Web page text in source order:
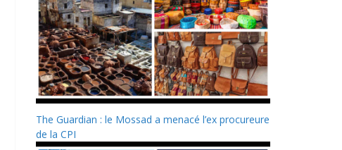
The Guardian : le Mossad a menacé l’ex procureure
de la CPI